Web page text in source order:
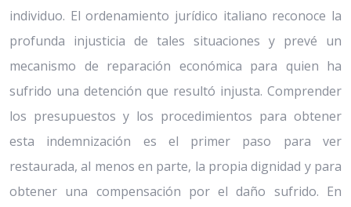
individuo. El ordenamiento jurídico italiano reconoce la
profunda injusticia de tales situaciones y prevé un
mecanismo de reparación económica para quien ha
sufrido una detención que resultó injusta. Comprender
los presupuestos y los procedimientos para obtener
esta indemnización es el primer paso para ver
restaurada, al menos en parte, la propia dignidad y para
obtener una compensación por el daño sufrido. En